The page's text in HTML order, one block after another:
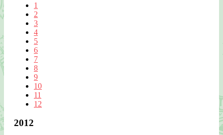
1
2
3
4
5
6
7
8
9
10
11
12
2012